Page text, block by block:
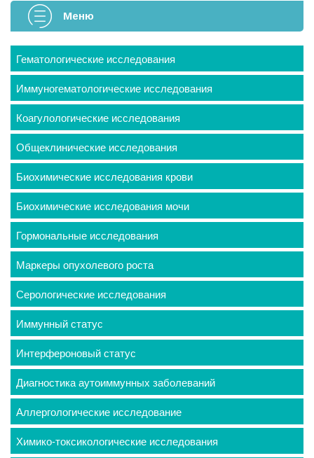
Меню
Гематологические исследования
Иммуногематологические исследования
Коагулологические исследования
Общеклинические исследования
Биохимические исследования крови
Биохимические исследования мочи
Гормональные исследования
Маркеры опухолевого роста
Серологические исследования
Иммунный статус
Интерфероновый статус
Диагностика аутоиммунных заболеваний
Аллергологические исследование
Химико-токсикологические исследования